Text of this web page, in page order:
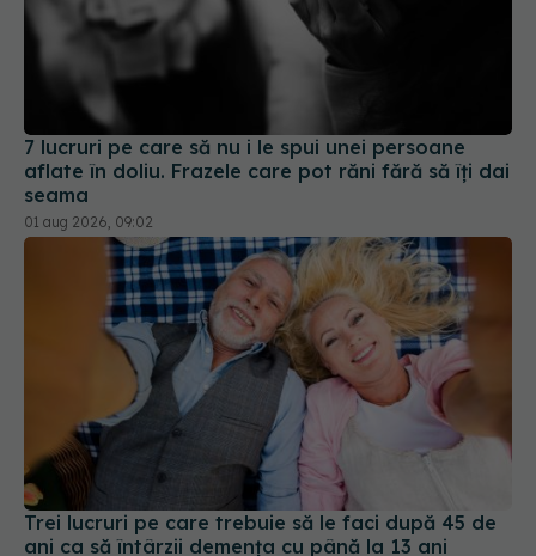
7 lucruri pe care să nu i le spui unei persoane
aflate în doliu. Frazele care pot răni fără să îți dai
seama
Trei lucruri pe care trebuie să le faci după 45 de
ani ca să întârzii demența cu până la 13 ani
06 aug 2026, 13:03